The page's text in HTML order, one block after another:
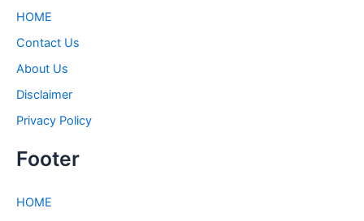
HOME
Contact Us
About Us
Disclaimer
Privacy Policy
Footer
HOME